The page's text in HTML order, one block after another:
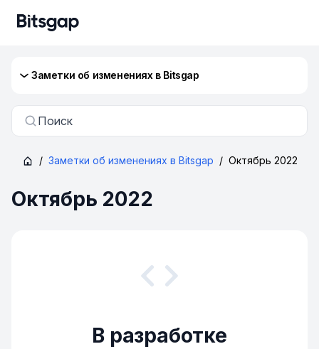
Заметки об изменениях в Bitsgap
Поиск
/ Заметки об изменениях в Bitsgap / Октябрь 2022
Октябрь 2022
В разработке